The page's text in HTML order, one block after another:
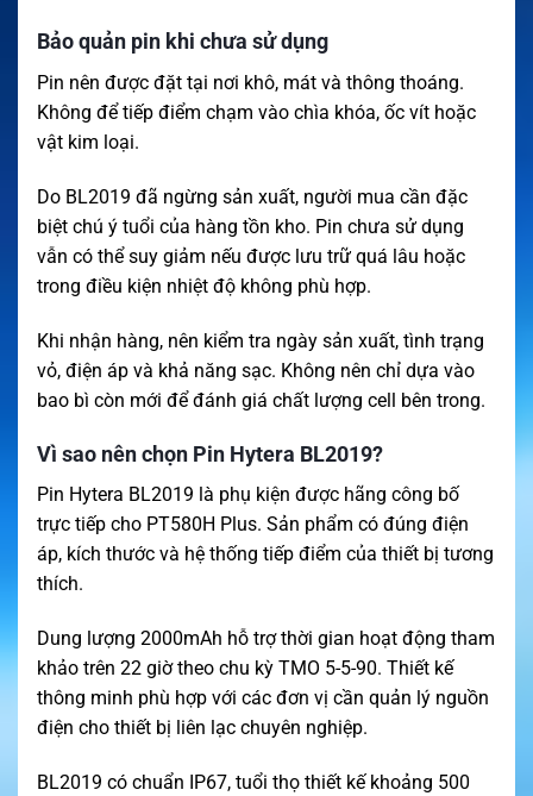
Bảo quản pin khi chưa sử dụng
Pin nên được đặt tại nơi khô, mát và thông thoáng.
Không để tiếp điểm chạm vào chìa khóa, ốc vít hoặc
vật kim loại.
Do BL2019 đã ngừng sản xuất, người mua cần đặc
biệt chú ý tuổi của hàng tồn kho. Pin chưa sử dụng
vẫn có thể suy giảm nếu được lưu trữ quá lâu hoặc
trong điều kiện nhiệt độ không phù hợp.
Khi nhận hàng, nên kiểm tra ngày sản xuất, tình trạng
vỏ, điện áp và khả năng sạc. Không nên chỉ dựa vào
bao bì còn mới để đánh giá chất lượng cell bên trong.
Vì sao nên chọn Pin Hytera BL2019?
Pin Hytera BL2019 là phụ kiện được hãng công bố
trực tiếp cho PT580H Plus. Sản phẩm có đúng điện
áp, kích thước và hệ thống tiếp điểm của thiết bị tương
thích.
Dung lượng 2000mAh hỗ trợ thời gian hoạt động tham
khảo trên 22 giờ theo chu kỳ TMO 5-5-90. Thiết kế
thông minh phù hợp với các đơn vị cần quản lý nguồn
điện cho thiết bị liên lạc chuyên nghiệp.
BL2019 có chuẩn IP67, tuổi thọ thiết kế khoảng 500